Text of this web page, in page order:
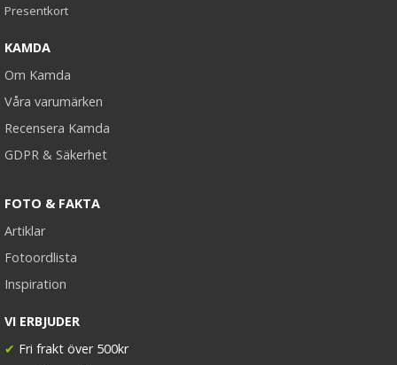
Presentkort
KAMDA
Om Kamda
Våra varumärken
Recensera Kamda
GDPR & Säkerhet
FOTO & FAKTA
Artiklar
Fotoordlista
Inspiration
VI ERBJUDER
✔ Fri frakt över 500kr